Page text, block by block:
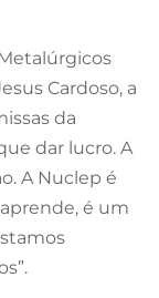
Cardoso, a
da
dar lucro. A
A Nuclep é
é um